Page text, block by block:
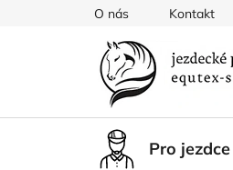
O nás Kontakt
Pro jezdce